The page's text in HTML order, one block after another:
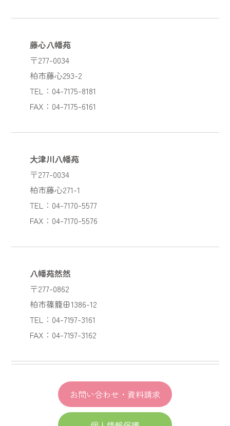
藤心八幡苑
〒277-0034
柏市藤心293-2
TEL：04-7175-8181
FAX：04-7175-6161
大津川八幡苑
〒277-0034
柏市藤心271-1
TEL：04-7170-5577
FAX：04-7170-5576
八幡苑然然
〒277-0862
柏市篠籠田1386-12
TEL：04-7197-3161
FAX：04-7197-3162
お問い合わせ・資料請求